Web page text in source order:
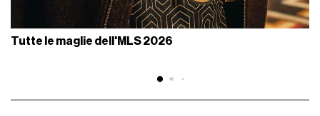
Tutte le maglie dell'MLS 2026